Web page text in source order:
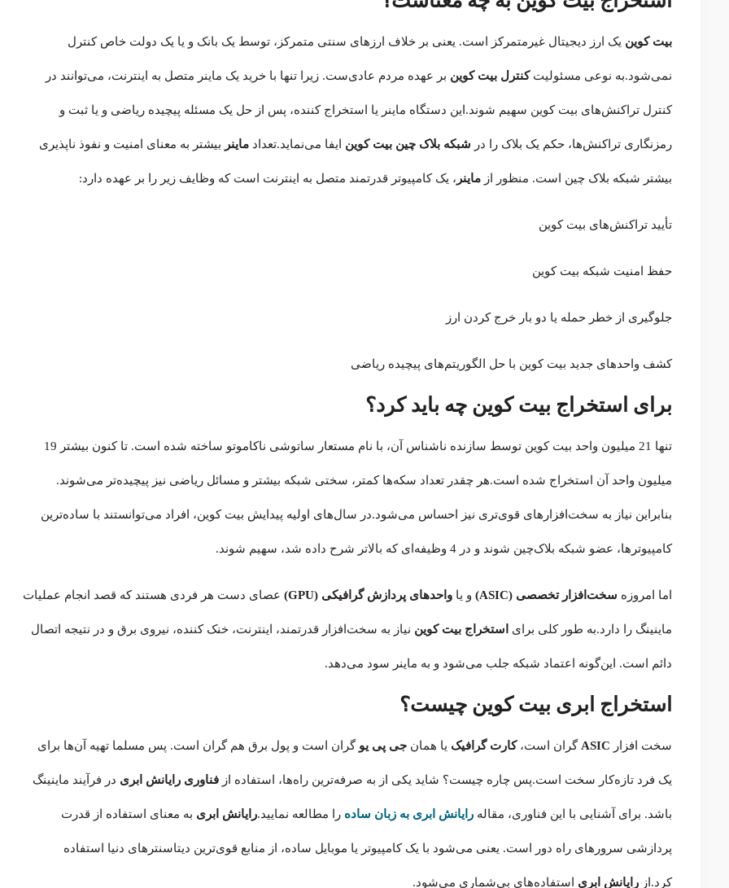
بیت کوین یک ارز دیجیتال غیرمتمرکز است. یعنی بر خلاف ارزهای سنتی متمرکز، توسط یک بانک و یا یک دولت خاص کنترل
نمی‌شود.به نوعی مسئولیتکنترل بیت کوین بر عهده مردم عادی‌ست. زیرا تنها با خرید یک ماینر متصل به اینترنت، می‌توانند در
کنترل تراکنش‌های بیت کوین سهیم شوند.این دستگاه ماینر یا استخراج کننده، پس از حل یک مسئله پیچیده ریاضی و یا ثبت و
رمزنگاری تراکنش‌‌ها، حکم یک بلاک را در شبکه بلاک چین بیت کوین ایفا می‌نماید.تعداد ماینر بیشتر به معنای امنیت و نفوذ ناپذیری
بیشتر شبکه بلاک چین است. منظور از ماینر ، یک کامپیوتر قدرتمند متصل به اینترنت است که وظایف زیر را بر عهده دارد:
تأیید تراکنش‌های بیت کوین
حفظ امنیت شبکه‌ بیت کوین
جلوگیری از خطر حمله یا دو بار خرج‌ کردن ارز
کشف واحدهای جدید بیت کوین با حل الگوریتم‌های پیچیده ریاضی
برای استخراج بیت کوین چه باید کرد؟
تنها 21 میلیون واحد بیت کوین توسط سازنده ناشناس آن، با نام مستعار ساتوشی ناکاموتو ساخته شده است. تا کنون بیشتر 19
میلیون واحد آن استخراج شده است.هر چقدر تعداد سکه‌ها کمتر، سختی شبکه بیشتر و مسائل ریاضی نیز پیچیده‌تر می‌شوند.
بنابراین نیاز به سخت‌افزارهای قوی‌تری نیز احساس می‌شود.در سال‌های اولیه پیدایش بیت کوین، افراد می‌توانستند با ساده‌ترین
کامپیوترها، عضو شبکه بلاک‌چین شوند و در 4 وظیفه‌ای که بالاتر شرح داده شد، سهیم شوند.
اما امروزه سخت‌افزار تخصصی (ASIC) و یا واحدهای پردازش گرافیکی (GPU) عصای دست هر فردی هستند که قصد انجام عملیات
ماینینگ را دارد.به طور کلی برای استخراج بیت کوین نیاز به سخت‌افزار قدرتمند، اینترنت، خنک کننده، نیروی برق و در نتیجه اتصال
دائم است. این‌گونه اعتماد شبکه جلب می‌شود و به ماینر سود می‌دهد.
استخراج ابری بیت کوین چیست؟
سخت افزار ASICگران است،کارت گرافیک یا همان جی پی یو گران است و پول برق هم گران است. پس مسلما تهیه آن‌‌ها برای
یک فرد تازه‌کار سخت است.پس چاره چیست؟ شاید یکی از به صرفه‌ترین راه‌ها، استفاده از فناوری رایانش ابری در فرآیند ماینینگ
باشد. برای آشنایی با این فناوری، مقاله رایانش ابری به زبان ساده را مطالعه نمایید.رایانش ابری به معنای استفاده از قدرت
پردازشی سرورهای راه دور است. یعنی می‌شود با یک کامپیوتر یا موبایل ساده، از منابع قوی‌ترین دیتاسنترهای دنیا استفاده
کرد.از رایانش ابری استفاده‌های بی‌شماری می‌شود.